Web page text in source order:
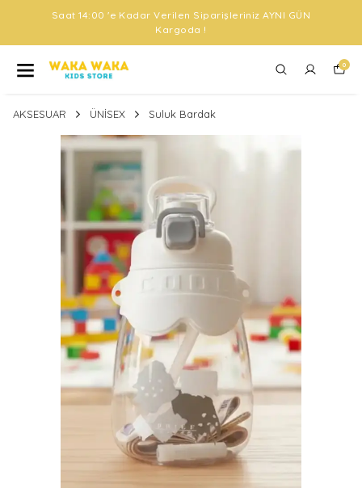
Saat 14:00 'e Kadar Verilen Siparişleriniz AYNI GÜN
Kargoda !
0
AKSESUAR ÜNİSEX Suluk Bardak